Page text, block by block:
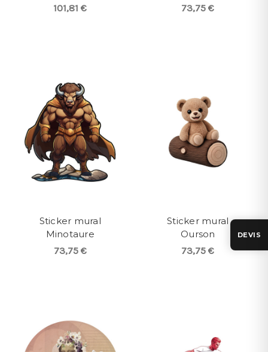
101,81 €
73,75 €
Sticker mural
Minotaure
73,75 €
Sticker mural
Ourson
73,75 €
DEVIS